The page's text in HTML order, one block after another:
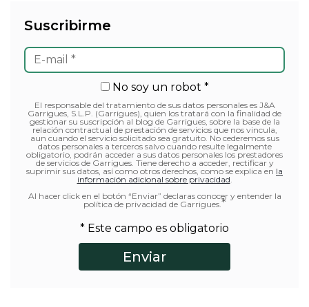
Suscribirme
No soy un robot *
El responsable del tratamiento de sus datos personales es J&A
Garrigues, S.L.P. (Garrigues), quien los tratará con la finalidad de
gestionar su suscripción al blog de Garrigues, sobre la base de la
relación contractual de prestación de servicios que nos vincula,
aun cuando el servicio solicitado sea gratuito. No cederemos sus
datos personales a terceros salvo cuando resulte legalmente
obligatorio, podrán acceder a sus datos personales los prestadores
de servicios de Garrigues. Tiene derecho a acceder, rectificar y
suprimir sus datos, así como otros derechos, como se explica en la
información adicional sobre privacidad
Al hacer click en el botón “Enviar” declaras conocer y entender la
política de privacidad de Garrigues. *
* Este campo es obligatorio